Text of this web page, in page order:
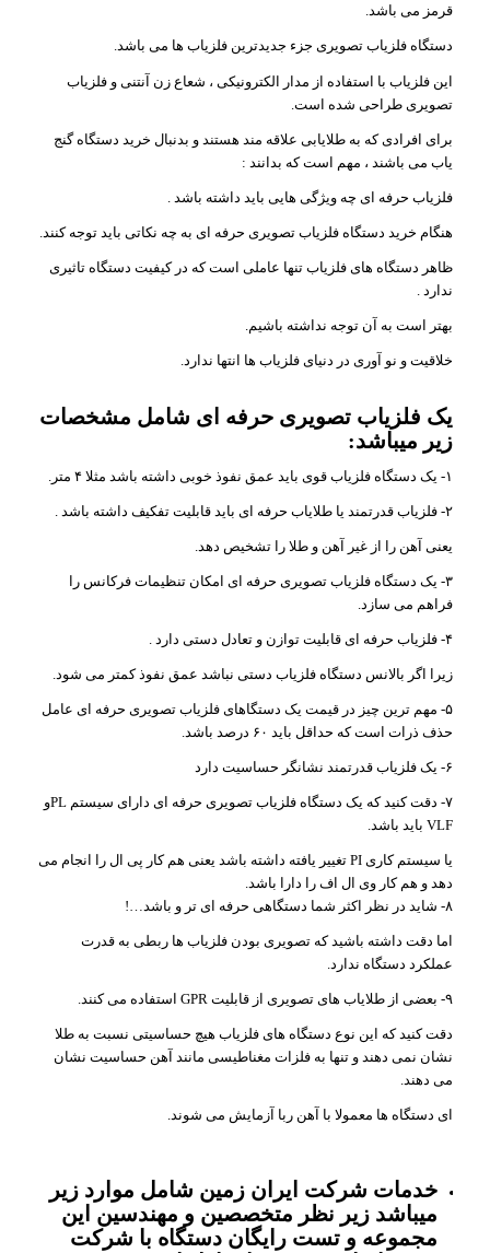
قرمز می باشد.
دستگاه فلزیاب تصویری جزء جدیدترین فلزیاب ها می باشد.
این فلزیاب با استفاده از مدار الکترونیکی ، شعاع زن آنتنی و فلزیاب
تصویری طراحی شده است.
برای افرادی که به طلایابی علاقه مند هستند و بدنبال خرید دستگاه گنج
یاب می باشند ، مهم است که بدانند :
فلزیاب حرفه ای چه ویژگی هایی باید داشته باشد .
هنگام خرید دستگاه فلزیاب تصویری حرفه ای به چه نکاتی باید توجه کنند.
ظاهر دستگاه های فلزیاب تنها عاملی است که در کیفیت دستگاه تاثیری
ندارد .
بهتر است به آن توجه نداشته باشیم.
خلاقیت و نو آوری در دنیای فلزیاب ها انتها ندارد.
یک فلزیاب تصویری حرفه ای شامل مشخصات
زیر میباشد:
۱- یک دستگاه فلزیاب قوی باید عمق نفوذ خوبی داشته باشد مثلا ۴ متر.
۲- فلزیاب قدرتمند یا طلایاب حرفه ای باید قابلیت تفکیف داشته باشد .
یعنی آهن را از غیر آهن و طلا را تشخیص دهد.
۳- یک دستگاه فلزیاب تصویری حرفه ای امکان تنظیمات فرکانس را
فراهم می سازد.
۴- فلزیاب حرفه ای قابلیت توازن و تعادل دستی دارد .
زیرا اگر بالانس دستگاه فلزیاب دستی نباشد عمق نفوذ کمتر می شود.
۵- مهم ترین چیز در قیمت یک دستگاهای فلزیاب تصویری حرفه ای عامل
حذف ذرات است که حداقل باید ۶۰ درصد باشد.
۶- یک فلزیاب قدرتمند نشانگر حساسیت دارد
۷- دقت کنید که یک دستگاه فلزیاب تصویری حرفه ای دارای سیستم PLو
VLF باید باشد.
یا سیستم کاری PI تغییر یافته داشته باشد یعنی هم کار پی ال را انجام می
دهد و هم کار وی ال اف را دارا باشد.
۸- شاید در نظر اکثر شما دستگاهی حرفه ای تر و باشد…!
اما دقت داشته باشید که تصویری بودن فلزیاب ها ربطی به قدرت
عملکرد دستگاه ندارد.
۹- بعضی از طلایاب های تصویری از قابلیت GPR استفاده می کنند.
دقت کنید که این نوع دستگاه های فلزیاب هیچ حساسیتی نسبت به طلا
نشان نمی دهند و تنها به فلزات مغناطیسی مانند آهن حساسیت نشان
می دهند.
ای دستگاه ها معمولا با آهن ربا آزمایش می شوند.
خدمات شرکت ایران زمین شامل موارد زیر
میباشد زیر نظر متخصصین و مهندسین این
مجموعه و تست رایگان دستگاه با شرکت